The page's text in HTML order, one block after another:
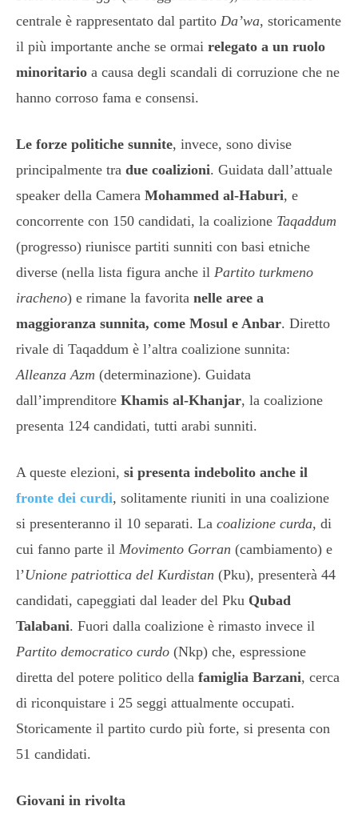
centrale è rappresentato dal partito Da’wa, storicamente
il più importante anche se ormai relegato a un ruolo
minoritario a causa degli scandali di corruzione che ne
hanno corroso fama e consensi.
Le forze politiche sunnite, invece, sono divise
principalmente tra due coalizioni. Guidata dall’attuale
speaker della Camera Mohammed al-Haburi, e
concorrente con 150 candidati, la coalizione Taqaddum
(progresso) riunisce partiti sunniti con basi etniche
diverse (nella lista figura anche il Partito turkmeno
iracheno) e rimane la favorita nelle aree a
maggioranza sunnita, come Mosul e Anbar. Diretto
rivale di Taqaddum è l’altra coalizione sunnita:
Alleanza Azm (determinazione). Guidata
dall’imprenditore Khamis al-Khanjar, la coalizione
presenta 124 candidati, tutti arabi sunniti.
A queste elezioni, si presenta indebolito anche il
fronte dei curdi, solitamente riuniti in una coalizione
si presenteranno il 10 separati. La coalizione curda, di
cui fanno parte il Movimento Gorran (cambiamento) e
l’Unione patriottica del Kurdistan (Pku), presenterà 44
candidati, capeggiati dal leader del Pku Qubad
Talabani. Fuori dalla coalizione è rimasto invece il
Partito democratico curdo (Nkp) che, espressione
diretta del potere politico della famiglia Barzani, cerca
di riconquistare i 25 seggi attualmente occupati.
Storicamente il partito curdo più forte, si presenta con
51 candidati.
Giovani in rivolta